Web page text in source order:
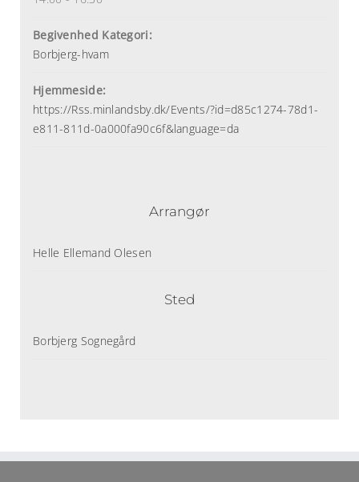
Begivenhed Kategori:
Borbjerg-hvam
Hjemmeside:
https://Rss.minlandsby.dk/Events/?id=d85c1274-78d1-
e811-811d-0a000fa90c6f&language=da
Sted
Borbjerg Sognegård
Arrangør
Helle Ellemand Olesen